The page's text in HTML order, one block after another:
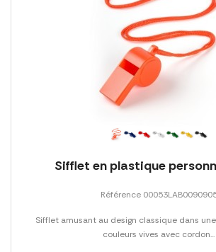
Sifflet en plastique
Référence
Sifflet amusant au design classique dans
couleurs vives avec cordon...